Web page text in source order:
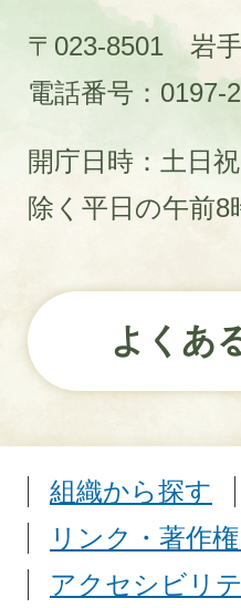
〒023-8501 岩
電話番号：0197-
開庁日時：土日
除く平日の午前
よくあ
組織から探す
リンク・著作
アクセシビリ